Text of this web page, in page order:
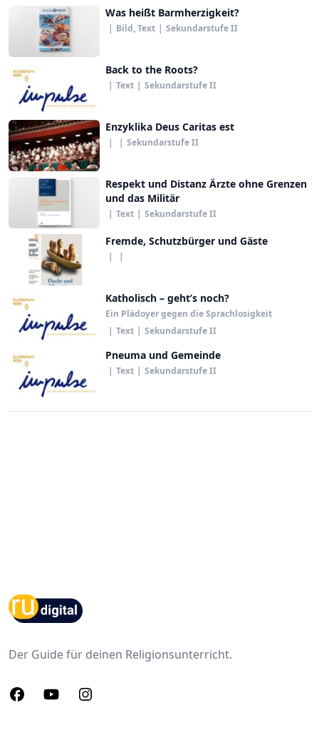
Was heißt Barmherzigkeit?
| Bild, Text | Sekundarstufe II
Back to the Roots?
| Text | Sekundarstufe II
Enzyklika Deus Caritas est
| | Sekundarstufe II
Respekt und Distanz Ärzte ohne Grenzen
und das Militär
| Text | Sekundarstufe II
Fremde, Schutzbürger und Gäste
| |
Katholisch – geht’s noch?
Ein Plädoyer gegen die Sprachlosigkeit
| Text | Sekundarstufe II
Pneuma und Gemeinde
| Text | Sekundarstufe II
Footer
Der Guide für deinen Religionsunterricht.
FacebookYoutubeInstagram